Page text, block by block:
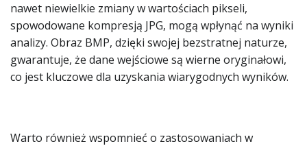
nawet niewielkie zmiany w wartościach pikseli,
spowodowane kompresją JPG, mogą wpłynąć na wyniki
analizy. Obraz BMP, dzięki swojej bezstratnej naturze,
gwarantuje, że dane wejściowe są wierne oryginałowi,
co jest kluczowe dla uzyskania wiarygodnych wyników.
Warto również wspomnieć o zastosowaniach w